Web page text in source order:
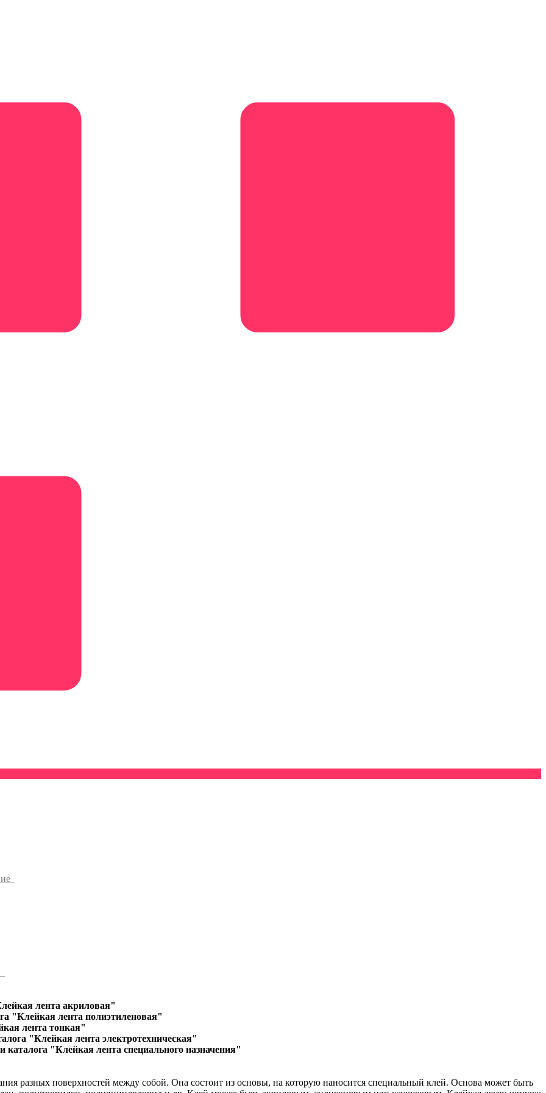
лента акриловая"
"Клейкая лента полиэтиленовая"
лента тонкая"
"Клейкая лента электротехническая"
каталога "Клейкая лента специального назначения"
разных поверхностей между собой. Она состоит из основы, на которую наносится специальный клей. Основа может быть